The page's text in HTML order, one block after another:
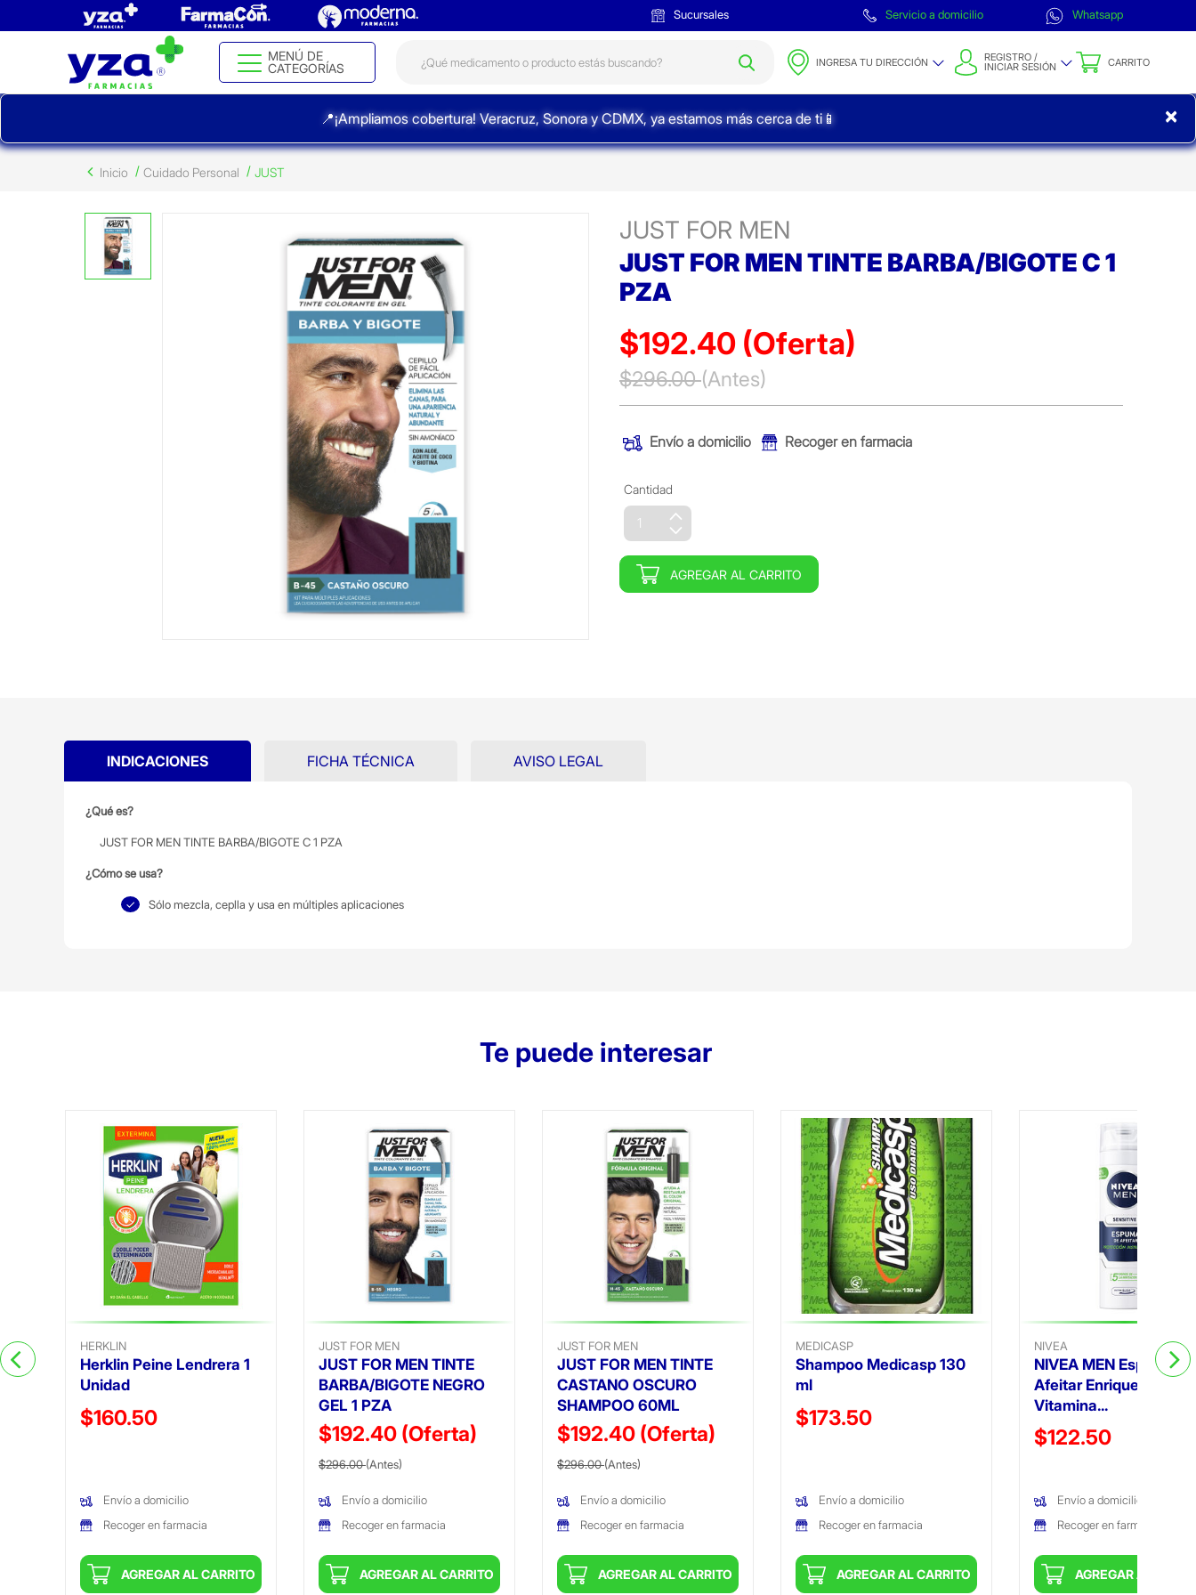
Sucursales Servicio a domicilio Whatsapp
MENÚ DE
CATEGORÍAS
INGRESA TU DIRECCIÓN REGISTRO /
INICIAR SESIÓN CARRITO
📍¡Ampliamos cobertura! Veracruz, Sonora y CDMX, ya estamos más cerca de ti📱 ×
Inicio Cuidado Personal JUST
JUST FOR MEN
JUST FOR MEN TINTE BARBA/BIGOTE C 1
PZA
$192.40 (Oferta)
Precio reducido de
$296.00(Antes)
Envío a domicilio Recoger en farmacia
Cantidad
AGREGAR AL CARRITO
INDICACIONES
¿Qué es?
JUST FOR MEN TINTE BARBA/BIGOTE C 1 PZA
¿Cómo se usa?
Sólo mezcla, ceplla y usa en múltiples aplicaciones
FICHA TÉCNICA AVISO LEGAL
Te puede interesar
HERKLIN
Herklin Peine Lendrera 1
Unidad
Precio reducido de
$160.50
Envío a domicilio
Recoger en farmacia
AGREGAR AL CARRITO
JUST FOR MEN
JUST FOR MEN TINTE
BARBA/BIGOTE NEGRO
GEL 1 PZA
$192.40 (Oferta)
Precio reducido de
$296.00(Antes)
Envío a domicilio
Recoger en farmacia
AGREGAR AL CARRITO
JUST FOR MEN
JUST FOR MEN TINTE
CASTANO OSCURO
SHAMPOO 60ML
$192.40 (Oferta)
Precio reducido de
$296.00(Antes)
Envío a domicilio
Recoger en farmacia
AGREGAR AL CARRITO
MEDICASP
Shampoo Medicasp 130
ml
Precio reducido de
$173.50
Envío a domicilio
Recoger en farmacia
AGREGAR AL CARRITO
NIVEA
NIVEA MEN Espuma
Afeitar Enriquecido
Vitamina...
Precio reducido de
$122.50
Envío a domicilio
Recoger en farmacia
AGREGAR AL